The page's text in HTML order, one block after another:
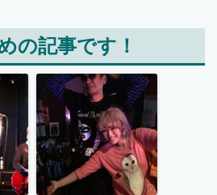
の記事です！